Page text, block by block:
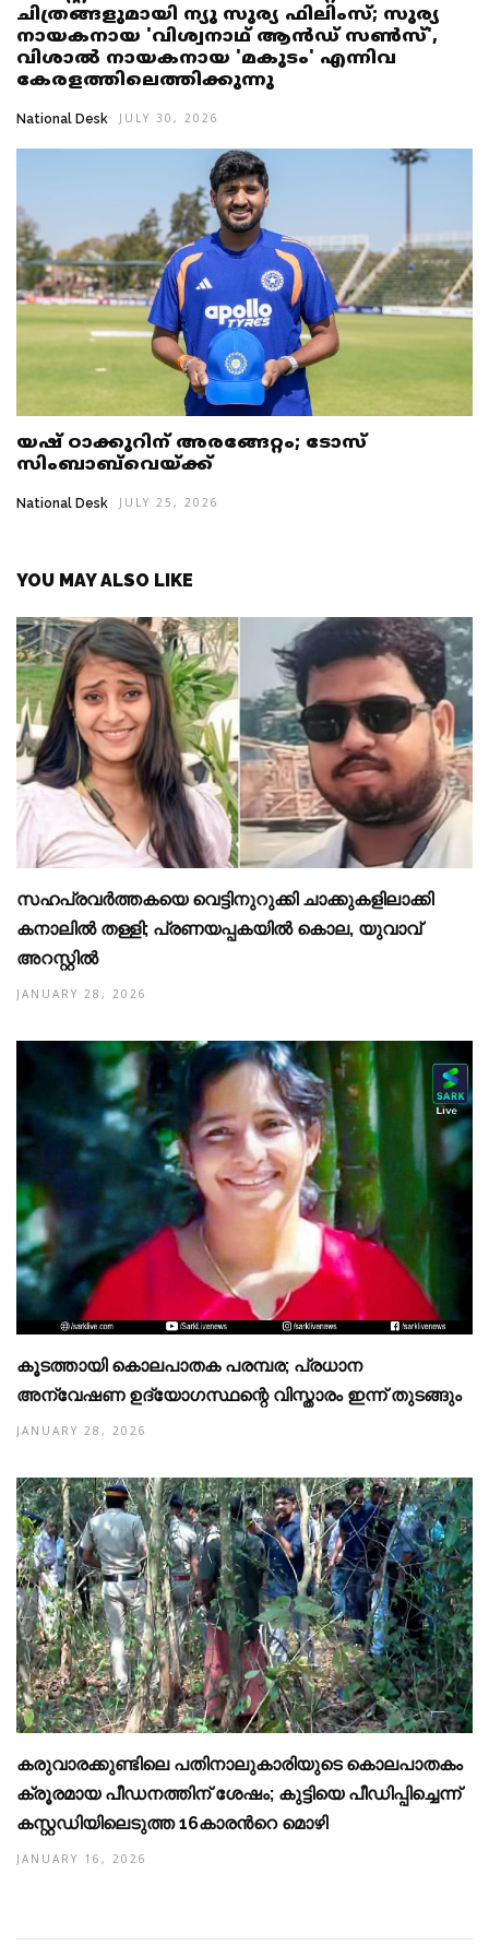
ചിത്രങ്ങളുമായി ന്യൂ സൂര്യ ഫിലിംസ്; സൂര്യ
നായകനായ 'വിശ്വനാഥ് ആൻഡ് സൺസ്',
വിശാൽ നായകനായ 'മകുടം' എന്നിവ
കേരളത്തിലെത്തിക്കുന്നു
National Desk JULY 30, 2026
യഷ് ഠാക്കൂറിന് അരങ്ങേറ്റം; ടോസ്
സിംബാബ്‌വെയ്ക്ക്
National Desk JULY 25, 2026
YOU MAY ALSO LIKE
സഹപ്രവര്‍ത്തകയെ വെട്ടിനുറുക്കി ചാക്കുകളിലാക്കി
കനാലില്‍ തള്ളി; പ്രണയപ്പകയിൽ കൊല, യുവാവ്
അറസ്റ്റില്‍
JANUARY 28, 2026
കൂടത്തായി കൊലപാതക പരമ്പര; പ്രധാന
അന്വേഷണ ഉദ്യോഗസ്ഥന്റെ വിസ്താരം ഇന്ന് തുടങ്ങും
JANUARY 28, 2026
കരുവാരക്കുണ്ടിലെ പതിനാലുകാരിയുടെ കൊലപാതകം
ക്രൂരമായ പീഡനത്തിന് ശേഷം; കുട്ടിയെ പീഡിപ്പിച്ചെന്ന്
കസ്റ്റഡിയിലെടുത്ത 16കാരൻറെ മൊഴി
JANUARY 16, 2026